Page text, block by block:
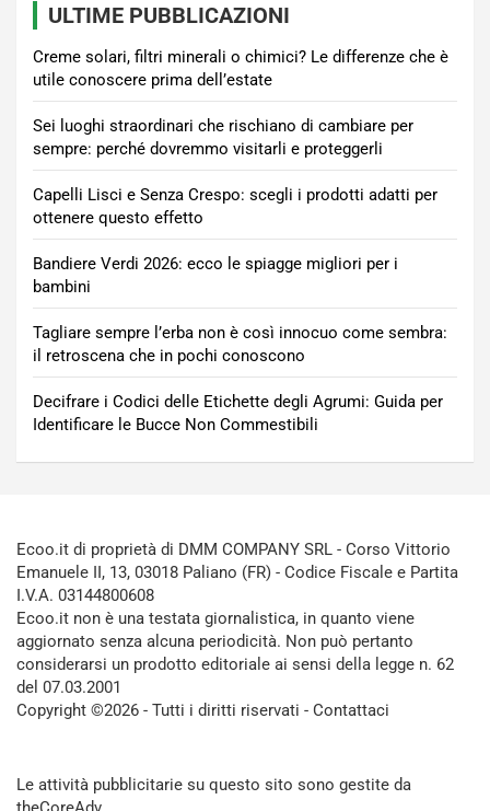
ULTIME PUBBLICAZIONI
Creme solari, filtri minerali o chimici? Le differenze che è
utile conoscere prima dell’estate
Sei luoghi straordinari che rischiano di cambiare per
sempre: perché dovremmo visitarli e proteggerli
Capelli Lisci e Senza Crespo: scegli i prodotti adatti per
ottenere questo effetto
Bandiere Verdi 2026: ecco le spiagge migliori per i
bambini
Tagliare sempre l’erba non è così innocuo come sembra:
il retroscena che in pochi conoscono
Decifrare i Codici delle Etichette degli Agrumi: Guida per
Identificare le Bucce Non Commestibili
Ecoo.it di proprietà di DMM COMPANY SRL - Corso Vittorio
Emanuele II, 13, 03018 Paliano (FR) - Codice Fiscale e Partita
I.V.A. 03144800608
Ecoo.it non è una testata giornalistica, in quanto viene
aggiornato senza alcuna periodicità. Non può pertanto
considerarsi un prodotto editoriale ai sensi della legge n. 62
del 07.03.2001
Copyright ©2026 - Tutti i diritti riservati - Contattaci
Le attività pubblicitarie su questo sito sono gestite da